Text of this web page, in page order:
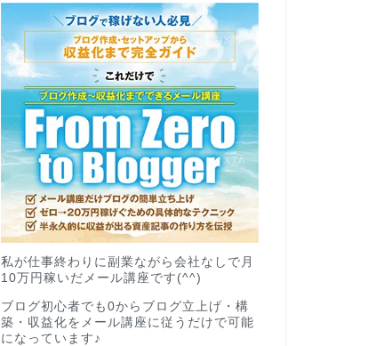
私が仕事終わりに副業ながら会社なしで月
10万円稼いだメール講座です(^^)
ブログ初心者でも0からブログ立上げ・構
築・収益化をメール講座に従うだけで可能
になっています♪